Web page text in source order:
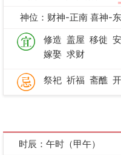
神位：财神-正南 喜神-
修造 盖屋 移徙
嫁娶 求财
祭祀 祈福 斋醮
时辰：午时（甲午）